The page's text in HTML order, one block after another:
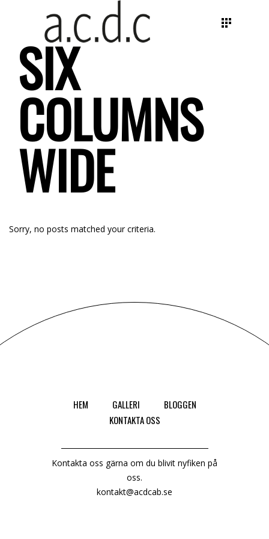
SIX
COLUMNS
WIDE
Sorry, no posts matched your criteria.
HEM GALLERI
BLOGGEN
KONTAKTA OSS
Kontakta oss gärna om du blivit nyfiken på
oss.
kontakt@acdcab.se